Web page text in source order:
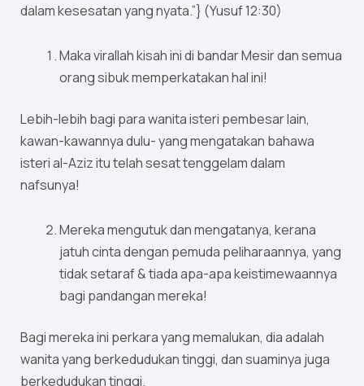
dalam kesesatan yang nyata.”} (Yusuf 12:30)
Maka virallah kisah ini di bandar Mesir dan semua
orang sibuk memperkatakan hal ini!
Lebih-lebih bagi para wanita isteri pembesar lain,
kawan-kawannya dulu- yang mengatakan bahawa
isteri al-Aziz itu telah sesat tenggelam dalam
nafsunya!
Mereka mengutuk dan mengatanya, kerana
jatuh cinta dengan pemuda peliharaannya, yang
tidak setaraf & tiada apa-apa keistimewaannya
bagi pandangan mereka!
Bagi mereka ini perkara yang memalukan, dia adalah
wanita yang berkedudukan tinggi, dan suaminya juga
berkedudukan tinggi.